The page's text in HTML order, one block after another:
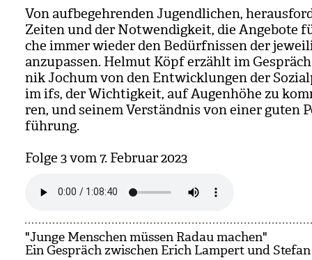
Von auf­be­geh­ren­den Jugend­li­chen,
Zei­ten und der Not­wen­dig­keit, die Ange­bote
che immer wie­der den Bedürf­nis­sen der
anzu­pas­sen. Hel­mut Köpf erzählt im
nik Jochum von den Ent­wick­lun­gen der
im ifs, der Wich­tig­keit, auf Augen­höhe zu
ren, und sei­nem Ver­ständ­nis von einer guten
füh­rung.
Folge 3 vom 7. Februar 2023
"Junge Menschen müssen Radau machen"
Ein Gespräch zwischen Erich Lampert und